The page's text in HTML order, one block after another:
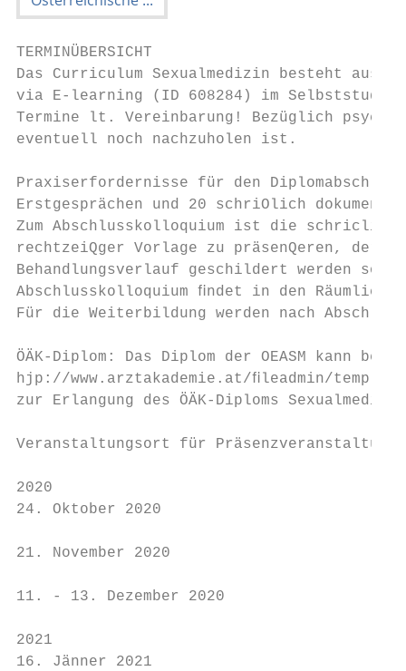
TERMINÜBERSICHT
Das Curriculum Sexualmedizin besteht aus
via E-learning (ID 608284) im
Termine lt. Vereinbarung! Bezüglich
eventuell noch nachzuholen ist.
Praxiserfordernisse für den
Erstgesprächen und 20 schriOlich
Zum Abschlusskolloquium ist die
rechtzeiQger Vorlage zu präsenQeren, der
Behandlungsverlauf geschildert werden
Abschlusskolloquium ﬁndet in den
Für die Weiterbildung werden nach
ÖÄK-Diplom: Das Diplom der OEASM kann
hjp://www.arztakademie.at/ﬁleadmin/
zur Erlangung des ÖÄK-Diploms
Veranstaltungsort für
2020
24. Oktober 2020                                1.
21. November 2020
11. - 13. Dezember 2020
2021
16. Jänner 2021